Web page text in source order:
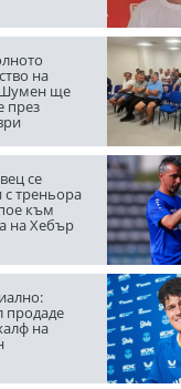
на
Шумен ще
през
се
с треньора
към
на Хебър
продаде
на